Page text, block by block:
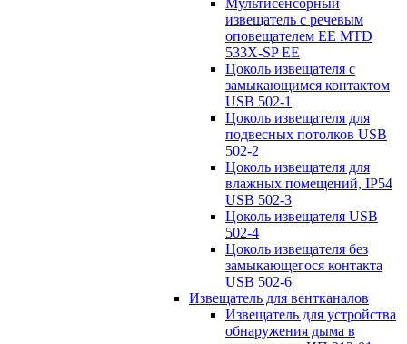
Мультисенсорный
извещатель с речевым
оповещателем EE MTD
533X-SP EE
Цоколь извещателя с
замыкающимся контактом
USB 502-1
Цоколь извещателя для
подвесных потолков USB
502-2
Цоколь извещателя для
влажных помещений, IP54
USB 502-3
Цоколь извещателя USB
502-4
Цоколь извещателя без
замыкающегося контакта
USB 502-6
Извещатель для вентканалов
Извещатель для устройства
обнаружения дыма в